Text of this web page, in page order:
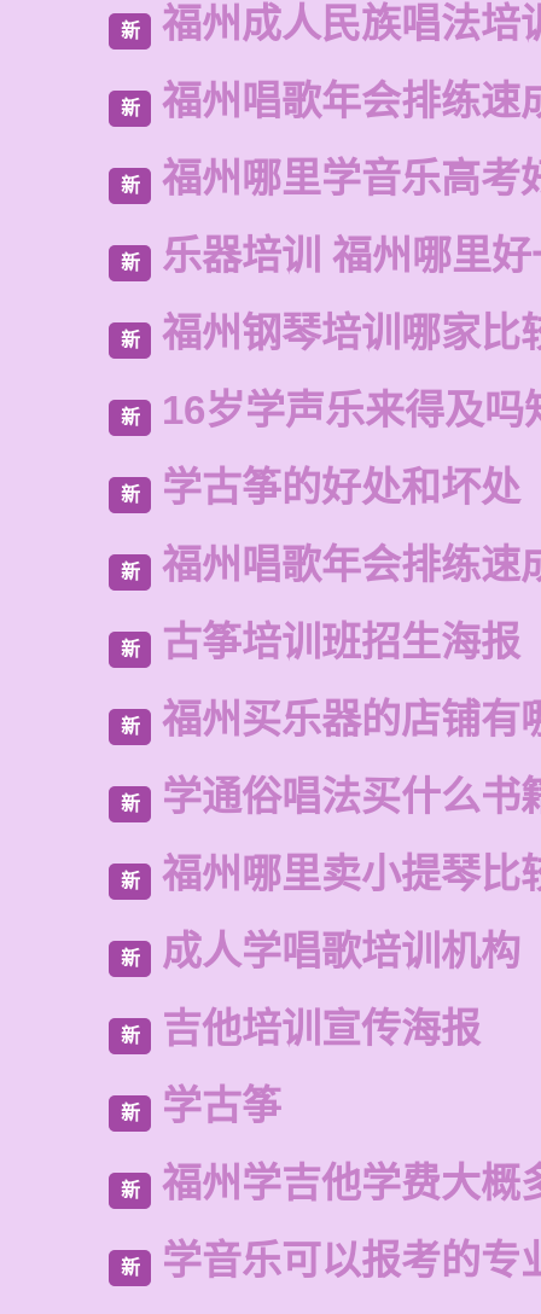
新 福州成人民族唱法培
新 福州唱歌年会排练速
新 福州哪里学音乐高考
新 乐器培训 福州哪里
新 福州钢琴培训哪家比
新 16岁学声乐来得及吗
新 学古筝的好处和坏处
新 福州唱歌年会排练速
新 古筝培训班招生海报
新 福州买乐器的店铺有
新 学通俗唱法买什么书
新 福州哪里卖小提琴比
新 成人学唱歌培训机构
新 吉他培训宣传海报
新 学古筝
新 福州学吉他学费大概
新 学音乐可以报考的专